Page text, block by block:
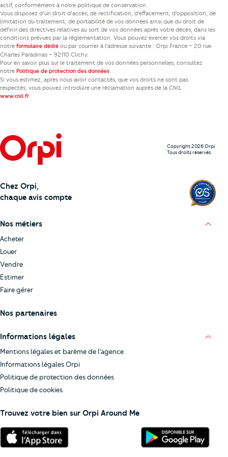
actif, conformément à notre politique de conservation.
Vous disposez d’un droit d’accès, de rectification, d’effacement, d’opposition, de
limitation du traitement, de portabilité de vos données ainsi que du droit de
définir des directives relatives au sort de vos données après votre décès, dans les
conditions prévues par la réglementation. Vous pouvez exercer vos droits via
notre formulaire dédié ou par courrier à l’adresse suivante : Orpi France – 20 rue
Charles Paradinas – 92110 Clichy.
Pour en savoir plus sur le traitement de vos données personnelles, consultez
notre Politique de protection des données.
Si vous estimez, après nous avoir contactés, que vos droits ne sont pas
respectés, vous pouvez introduire une réclamation auprès de la CNIL :
www.cnil.fr.
Copyright 2026 Orpi.
Tous droits réservés.
Chez Orpi,
chaque avis compte
Nos métiers
Acheter
Louer
Vendre
Estimer
Faire gérer
Nos partenaires
Informations légales
Mentions légales et barème de l’agence
Informations légales Orpi
Politique de protection des données
Politique de cookies
Trouvez votre bien sur Orpi Around Me